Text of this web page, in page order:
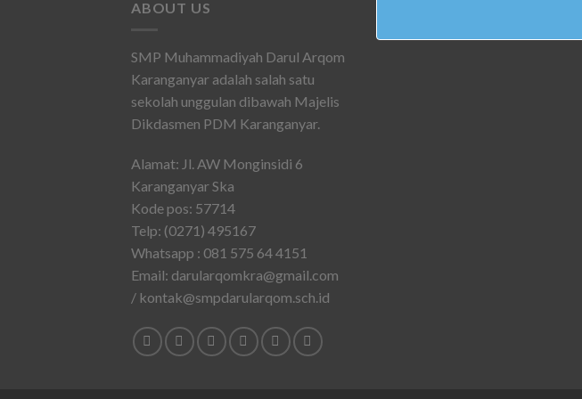
ABOUT US
SMP Muhammadiyah Darul Arqom
Karanganyar adalah salah satu
sekolah unggulan dibawah Majelis
Dikdasmen PDM Karanganyar.
Alamat: Jl. AW Monginsidi 6
Karanganyar Ska
Kode pos: 57714
Telp: (0271) 495167
Whatsapp : 081 575 64 4151
Email: darularqomkra@gmail.com
/ kontak@smpdarularqom.sch.id